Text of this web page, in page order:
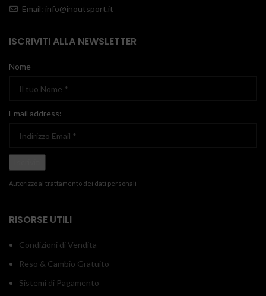
Email: info@inoutsport.it
ISCRIVITI ALLA NEWSLETTER
Nome
Email address:
Autorizzo al trattamento dei dati personali
RISORSE UTILI
Condizioni di Vendita
Reso & Cambio Gratuito
Sistemi di Pagamento